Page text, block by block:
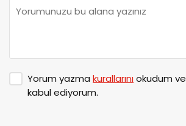
Yorum yazma kurallarınıokudum ve
kabul ediyorum.